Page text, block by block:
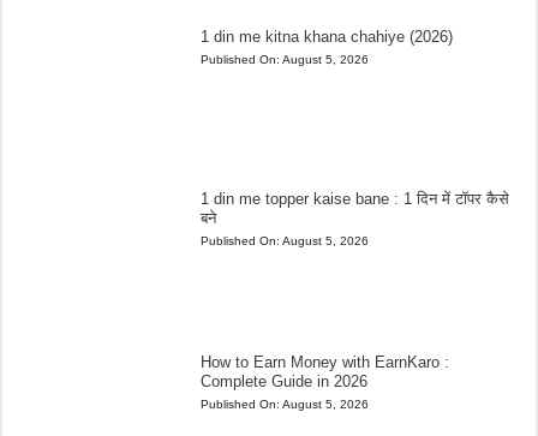
1 din me kitna khana chahiye (2026)
Published On: August 5, 2026
1 din me topper kaise bane : 1 दिन में टॉपर कैसे
बने
Published On: August 5, 2026
How to Earn Money with EarnKaro :
Complete Guide in 2026
Published On: August 5, 2026